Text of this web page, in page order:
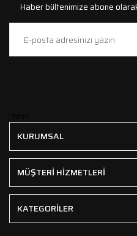
Haber bültenimize abone
KURUMSAL
MÜŞTERİ HİZMETLERİ
KATEGORİLER